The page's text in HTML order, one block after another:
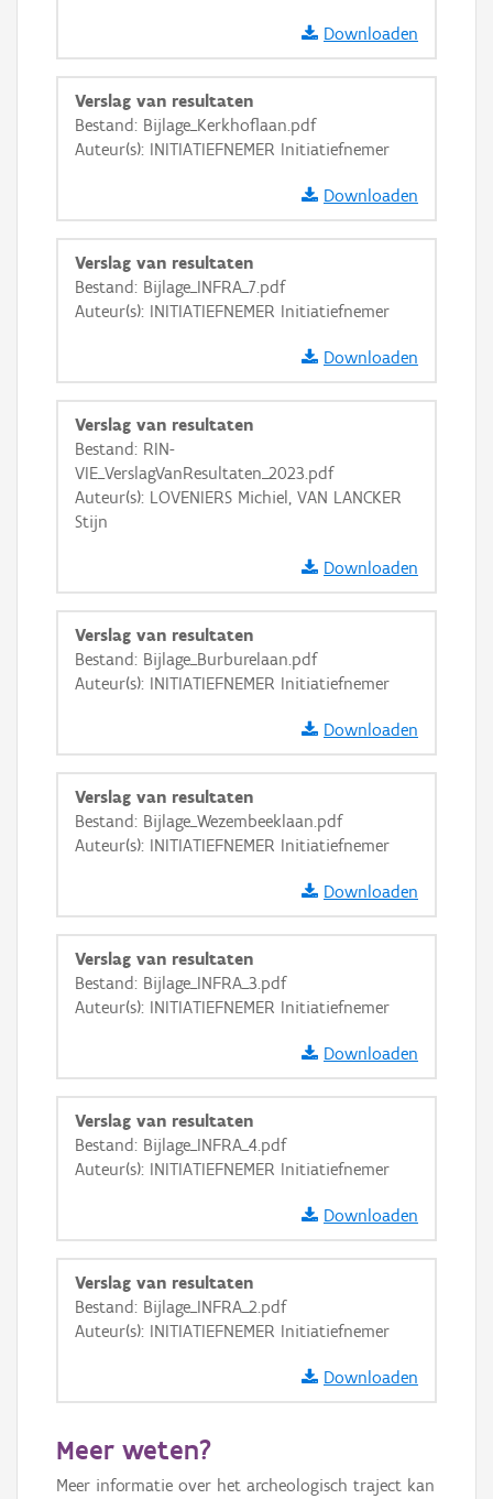
Downloaden
Verslag van resultaten
Bestand: Bijlage_Kerkhoflaan.pdf
Auteur(s): INITIATIEFNEMER Initiatiefnemer
Downloaden
Verslag van resultaten
Bestand: Bijlage_INFRA_7.pdf
Auteur(s): INITIATIEFNEMER Initiatiefnemer
Downloaden
Verslag van resultaten
Bestand: RIN-
VIE_VerslagVanResultaten_2023.pdf
Auteur(s): LOVENIERS Michiel, VAN LANCKER
Stijn
Downloaden
Verslag van resultaten
Bestand: Bijlage_Burburelaan.pdf
Auteur(s): INITIATIEFNEMER Initiatiefnemer
Downloaden
Verslag van resultaten
Bestand: Bijlage_Wezembeeklaan.pdf
Auteur(s): INITIATIEFNEMER Initiatiefnemer
Downloaden
Verslag van resultaten
Bestand: Bijlage_INFRA_3.pdf
Auteur(s): INITIATIEFNEMER Initiatiefnemer
Downloaden
Verslag van resultaten
Bestand: Bijlage_INFRA_4.pdf
Auteur(s): INITIATIEFNEMER Initiatiefnemer
Downloaden
Verslag van resultaten
Bestand: Bijlage_INFRA_2.pdf
Auteur(s): INITIATIEFNEMER Initiatiefnemer
Downloaden
Meer weten?
Meer informatie over het archeologisch traject kan